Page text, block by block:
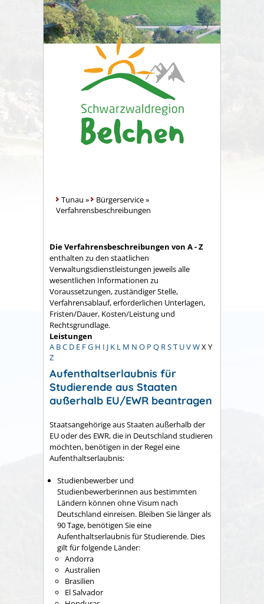
Tunau » Bürgerservice»
Verfahrensbeschreibungen
Die Verfahrensbeschreibungen von A - Z
enthalten zu den staatlichen
Verwaltungsdienstleistungen jeweils alle
wesentlichen Informationen zu
Voraussetzungen, zuständiger Stelle,
Verfahrensablauf, erforderlichen Unterlagen,
Fristen/Dauer, Kosten/Leistung und
Rechtsgrundlage.
Leistungen
A BC D E FG H I J K L M N O P Q RST UVWX Y
Z
Aufenthaltserlaubnis für
Studierende aus Staaten
außerhalb EU/EWR beantragen
Staatsangehörige aus Staaten außerhalb der
EU oder des EWR, die in Deutschland studieren
möchten, benötigen in der Regel eine
Aufenthaltserlaubnis:
Studienbewerber und
Studienbewerberinnen aus bestimmten
Ländern können ohne Visum nach
Deutschland einreisen. Bleiben Sie länger als
90 Tage, benötigen Sie eine
Aufenthaltserlaubnis für Studierende. Dies
gilt für folgende Länder:
Andorra
Australien
Brasilien
El Salvador